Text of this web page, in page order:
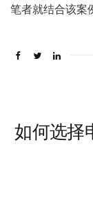
笔者就结合该案
如何选择